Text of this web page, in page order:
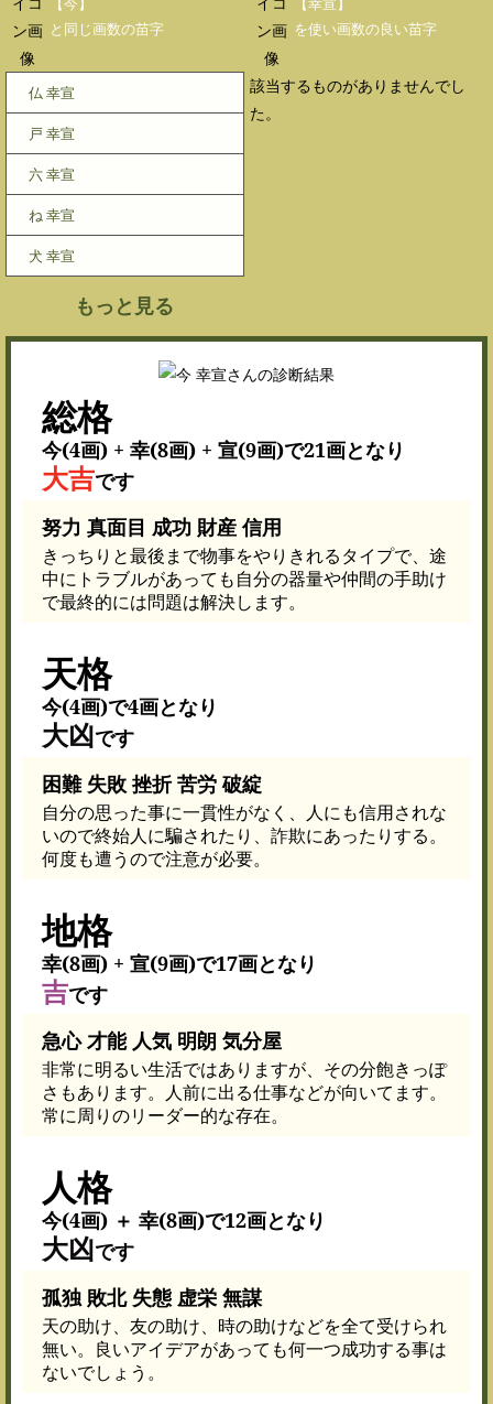
と同じ画数の苗字
仏 幸宣
戸 幸宣
六 幸宣
ね 幸宣
犬 幸宣
もっと見る
を使い画数の良い苗字
該当するものがありませんでし
た。
総格
今(4画) + 幸(8画) + 宣(9画)で21画となり
大吉です
努力 真面目 成功 財産 信用
きっちりと最後まで物事をやりきれるタイプで、途
中にトラブルがあっても自分の器量や仲間の手助け
で最終的には問題は解決します。
天格
今(4画)で4画となり
大凶です
困難 失敗 挫折 苦労 破綻
自分の思った事に一貫性がなく、人にも信用されな
いので終始人に騙されたり、詐欺にあったりする。
何度も遭うので注意が必要。
地格
幸(8画) + 宣(9画)で17画となり
吉です
急心 才能 人気 明朗 気分屋
非常に明るい生活ではありますが、その分飽きっぽ
さもあります。人前に出る仕事などが向いてます。
常に周りのリーダー的な存在。
人格
今(4画) ＋ 幸(8画)で12画となり
大凶です
孤独 敗北 失態 虚栄 無謀
天の助け、友の助け、時の助けなどを全て受けられ
無い。良いアイデアがあっても何一つ成功する事は
ないでしょう。